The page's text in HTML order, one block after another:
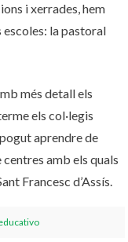
i xerrades, hem
la pastoral
més detall els
els col·legis
aprendre de
centres amb els quals
Francesc d’Assís.